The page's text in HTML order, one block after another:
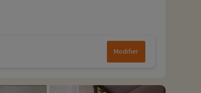
Modifier